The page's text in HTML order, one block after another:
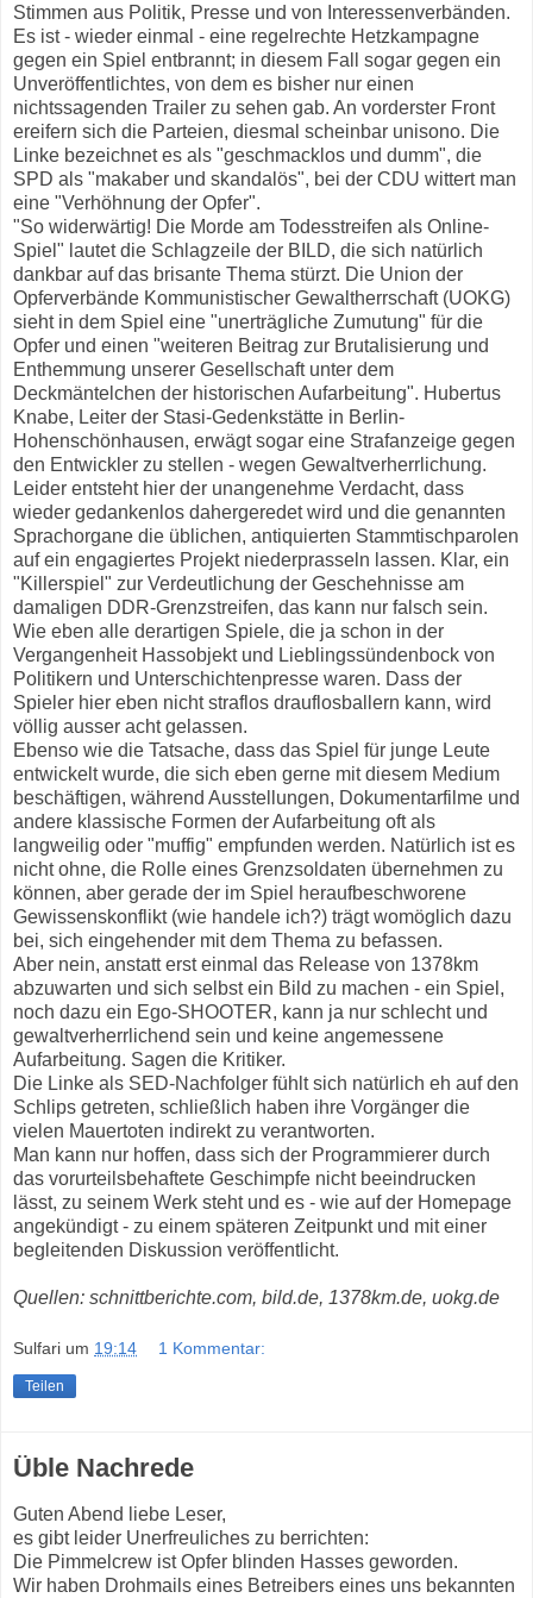
Stimmen aus Politik, Presse und von Interessenverbänden.
Es ist - wieder einmal - eine regelrechte Hetzkampagne
gegen ein Spiel entbrannt; in diesem Fall sogar gegen ein
Unveröffentlichtes, von dem es bisher nur einen
nichtssagenden Trailer zu sehen gab. An vorderster Front
ereifern sich die Parteien, diesmal scheinbar unisono. Die
Linke bezeichnet es als "geschmacklos und dumm", die
SPD als "makaber und skandalös", bei der CDU wittert man
eine "Verhöhnung der Opfer".
"So widerwärtig! Die Morde am Todesstreifen als Online-
Spiel" lautet die Schlagzeile der BILD, die sich natürlich
dankbar auf das brisante Thema stürzt. Die Union der
Opferverbände Kommunistischer Gewaltherrschaft (UOKG)
sieht in dem Spiel eine "unerträgliche Zumutung" für die
Opfer und einen "weiteren Beitrag zur Brutalisierung und
Enthemmung unserer Gesellschaft unter dem
Deckmäntelchen der historischen Aufarbeitung". Hubertus
Knabe, Leiter der Stasi-Gedenkstätte in Berlin-
Hohenschönhausen, erwägt sogar eine Strafanzeige gegen
den Entwickler zu stellen - wegen Gewaltverherrlichung.
Leider entsteht hier der unangenehme Verdacht, dass
wieder gedankenlos dahergeredet wird und die genannten
Sprachorgane die üblichen, antiquierten Stammtischparolen
auf ein engagiertes Projekt niederprasseln lassen. Klar, ein
"Killerspiel" zur Verdeutlichung der Geschehnisse am
damaligen DDR-Grenzstreifen, das kann nur falsch sein.
Wie eben alle derartigen Spiele, die ja schon in der
Vergangenheit Hassobjekt und Lieblingssündenbock von
Politikern und Unterschichtenpresse waren. Dass der
Spieler hier eben nicht straflos drauflosballern kann, wird
völlig ausser acht gelassen.
Ebenso wie die Tatsache, dass das Spiel für junge Leute
entwickelt wurde, die sich eben gerne mit diesem Medium
beschäftigen, während Ausstellungen, Dokumentarfilme und
andere klassische Formen der Aufarbeitung oft als
langweilig oder "muffig" empfunden werden. Natürlich ist es
nicht ohne, die Rolle eines Grenzsoldaten übernehmen zu
können, aber gerade der im Spiel heraufbeschworene
Gewissenskonflikt (wie handele ich?) trägt womöglich dazu
bei, sich eingehender mit dem Thema zu befassen.
Aber nein, anstatt erst einmal das Release von 1378km
abzuwarten und sich selbst ein Bild zu machen - ein Spiel,
noch dazu ein Ego-SHOOTER, kann ja nur schlecht und
gewaltverherrlichend sein und keine angemessene
Aufarbeitung. Sagen die Kritiker.
Die Linke als SED-Nachfolger fühlt sich natürlich eh auf den
Schlips getreten, schließlich haben ihre Vorgänger die
vielen Mauertoten indirekt zu verantworten.
Man kann nur hoffen, dass sich der Programmierer durch
das vorurteilsbehaftete Geschimpfe nicht beeindrucken
lässt, zu seinem Werk steht und es - wie auf der Homepage
angekündigt - zu einem späteren Zeitpunkt und mit einer
begleitenden Diskussion veröffentlicht.
Quellen: schnittberichte.com, bild.de, 1378km.de, uokg.de
Sulfari um 19:14 1 Kommentar:
Teilen
Üble Nachrede
Guten Abend liebe Leser,
es gibt leider Unerfreuliches zu berrichten:
Die Pimmelcrew ist Opfer blinden Hasses geworden.
Wir haben Drohmails eines Betreibers eines uns bekannten